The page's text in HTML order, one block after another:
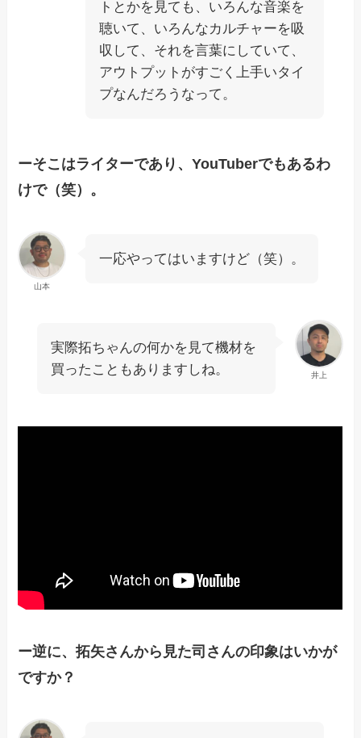
トとかを見ても、いろんな音楽を
聴いて、いろんなカルチャーを吸
収して、それを言葉にしていて、
アウトプットがすごく上手いタイ
プなんだろうなって。
ーそこはライターであり、YouTuberでもあるわ
けで（笑）。
山本
一応やってはいますけど（笑）。
井上
実際拓ちゃんの何かを見て機材を
買ったこともありますしね。
ー逆に、拓矢さんから見た司さんの印象はいかが
ですか？